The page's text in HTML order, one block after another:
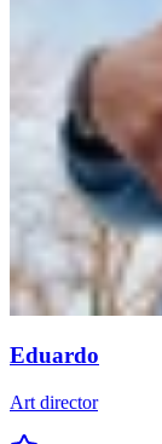
Eduardo
Art director